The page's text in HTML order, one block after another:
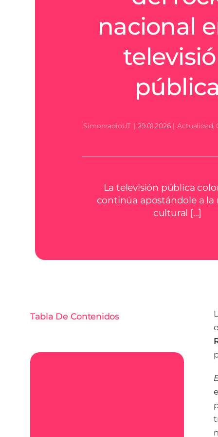
nacional
pública
SimonradioUT | 29.01.2026 | Actualidad,
La televisión pública
continúa apostándole a la
cultural [...]
Tabla De Contenidos